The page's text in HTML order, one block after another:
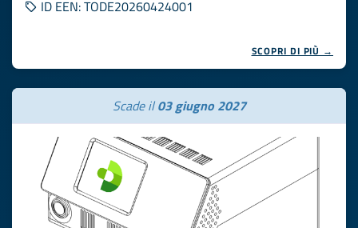
ID EEN: TODE20260424001
SCOPRI DI PIÙ →
Scade il03 giugno 2027